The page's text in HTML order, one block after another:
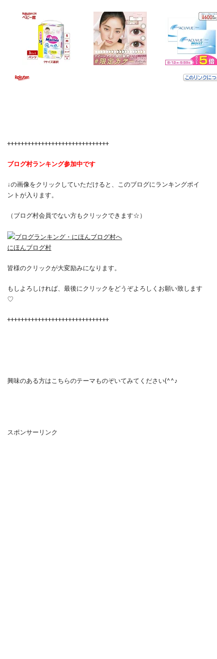
++++++++++++++++++++++++++++++
ブログ村ランキング参加中です
↓の画像をクリックしていただけると、このブログにランキングポイ
ントが入ります。
（ブログ村会員でない方もクリックできます☆）
にほんブログ村
皆様のクリックが大変励みになります。
もしよろしければ、最後にクリックをどうぞよろしくお願い致します
♡
++++++++++++++++++++++++++++++
興味のある方はこちらのテーマものぞいてみてください(^^♪
スポンサーリンク